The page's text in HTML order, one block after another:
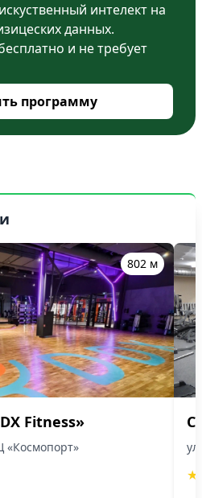
интелект на
данных.
и не требует
программу
802 м
Fitness»
«Космопорт»
★